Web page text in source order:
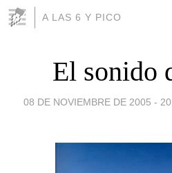
A LAS 6 Y PICO
El sonido
08 DE NOVIEMBRE DE 2005 -